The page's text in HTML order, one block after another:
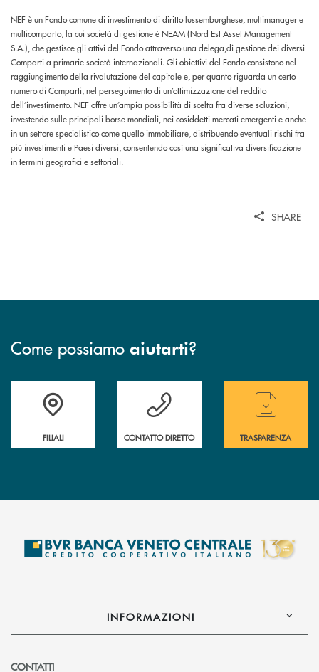
NEF è un Fondo comune di investimento di diritto lussemburghese, multimanager e
multicomparto, la cui società di gestione è NEAM (Nord Est Asset Management
S.A.), che gestisce gli attivi del Fondo attraverso una delega,di gestione dei diversi
Comparti a primarie società internazionali. Gli obiettivi del Fondo consistono nel
raggiungimento della rivalutazione del capitale e, per quanto riguarda un certo
numero di Comparti, nel perseguimento di un’ottimizzazione del reddito
dell’investimento. NEF offre un’ampia possibilità di scelta fra diverse soluzioni,
investendo sulle principali borse mondiali, nei cosiddetti mercati emergenti e anche
in un settore specialistico come quello immobiliare, distribuendo eventuali rischi fra
più investimenti e Paesi diversi, consentendo così una significativa diversificazione
in termini geografici e settoriali.
SHARE
Come possiamo aiutarti?
Trova la filiale più vicina a te
FILIALI
Hai bisogno di assistenza immediata ?
CONTATTO DIRETTO
Hai bisogno di
TRASPARENZA
INFORMAZIONI
CONTATTI